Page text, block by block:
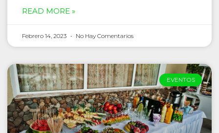
READ MORE »
Febrero 14, 2023 No Hay Comentarios
EVENTOS